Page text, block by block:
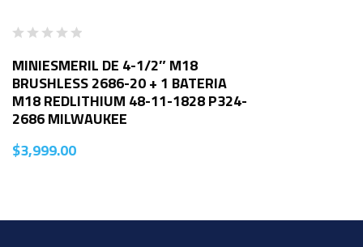
MINIESMERIL DE 4-1/2″ M18
BRUSHLESS 2686-20 + 1 BATERIA
M18 REDLITHIUM 48-11-1828 P324-
2686 MILWAUKEE
$3,999.00